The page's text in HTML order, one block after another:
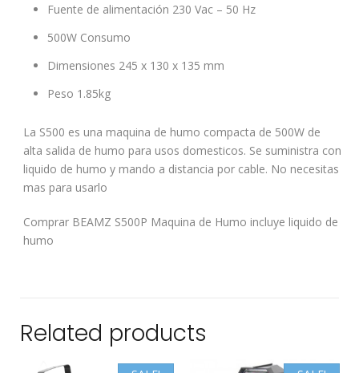
Fuente de alimentación 230 Vac – 50 Hz
500W Consumo
Dimensiones 245 x 130 x 135 mm
Peso 1.85kg
La S500 es una maquina de humo compacta de 500W de
alta salida de humo para usos domesticos. Se suministra con
liquido de humo y mando a distancia por cable. No necesitas
mas para usarlo
Comprar BEAMZ S500P Maquina de Humo incluye liquido de
humo
Related products